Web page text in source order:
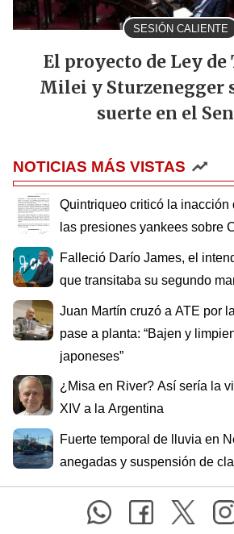
SESIÓN CALIENTE
El proyecto de Ley de
Milei y Sturzenegger
suerte en el
NOTICIAS MÁS VISTAS
Quintriqueo criticó la
las presiones yankees sobre
Falleció Darío James, el
que transitaba su segundo
Juan Martín cruzó a ATE por
pase a planta: “Bajen y
japoneses”
¿Misa en River? Así sería la
XIV a la Argentina
Fuerte temporal de lluvia en
anegadas y suspensión de